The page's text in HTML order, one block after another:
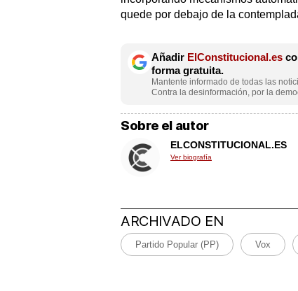
quede por debajo de la
Añadir ElConstitucional.es
forma gratuita.
Mantente informado de todas las
Contra la desinformación, por la
Sobre el autor
ELCONSTITUCIONAL.ES
Ver biografía
ARCHIVADO EN
Partido Popular (PP) Vox